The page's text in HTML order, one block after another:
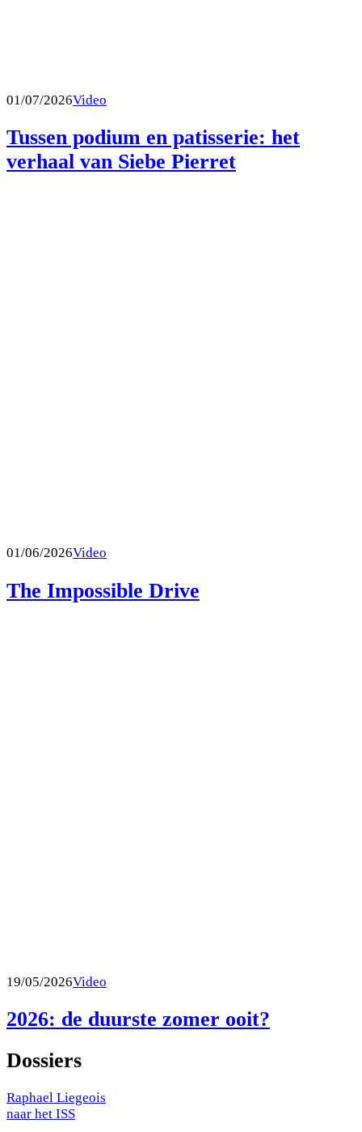
01/07/2026Video
Tussen podium en patisserie: het
verhaal van Siebe Pierret
01/06/2026Video
The Impossible Drive
19/05/2026Video
2026: de duurste zomer ooit?
Dossiers
Raphael Liegeois
naar het ISS